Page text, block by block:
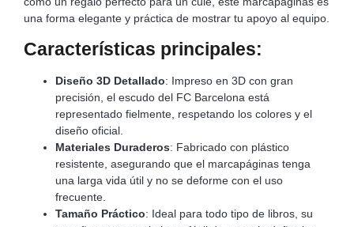
una forma elegante y práctica de mostrar tu apoyo al equipo.
Características principales:
Diseño 3D Detallado: Impreso en 3D con gran
precisión, el escudo del FC Barcelona está
representado fielmente, respetando los colores y el
diseño oficial.
Materiales Duraderos: Fabricado con plástico
resistente, asegurando que el marcapáginas tenga
una larga vida útil y no se deforme con el uso
frecuente.
Tamaño Práctico: Ideal para todo tipo de libros, su